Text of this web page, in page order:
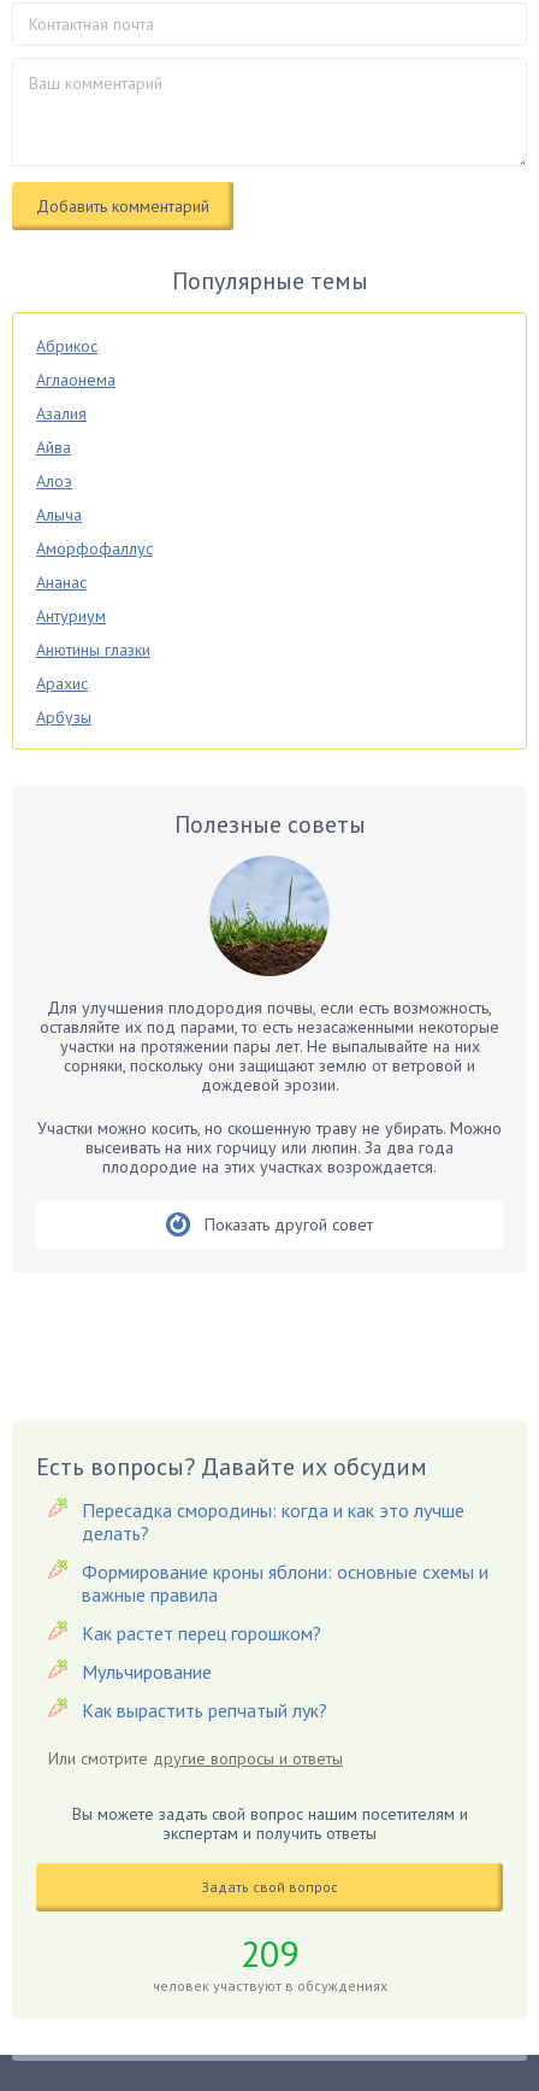
Популярные темы
Абрикос
Аглаонема
Азалия
Айва
Алоэ
Алыча
Аморфофаллус
Ананас
Антуриум
Анютины глазки
Арахис
Арбузы
Аспарагус
Бархатцы
Бегония
Бирючина
Бобовые
Вредители
Гардения
Гацания
Гвоздики
Георгины
Герань
Гиацинт
Гибискус
Гладиолусы
Голубика
Груши
Полезные советы
Для улучшения плодородия почвы, если есть возможность,
оставляйте их под парами, то есть незасаженными некоторые
участки на протяжении пары лет. Не выпалывайте на них
сорняки, поскольку они защищают землю от ветровой и
дождевой эрозии.
Участки можно косить, но скошенную траву не убирать. Можно
высеивать на них горчицу или люпин. За два года
плодородие на этих участках возрождается.
Показать другой совет
Есть вопросы? Давайте их обсудим
Пересадка смородины: когда и как это лучше
делать?
Формирование кроны яблони: основные схемы и
важные правила
Как растет перец горошком?
Мульчирование
Как вырастить репчатый лук?
Или смотрите другие вопросы и ответы
Вы можете задать свой вопрос нашим посетителям и
экспертам и получить ответы
Задать свой вопрос
209
человек участвуют в обсуждениях